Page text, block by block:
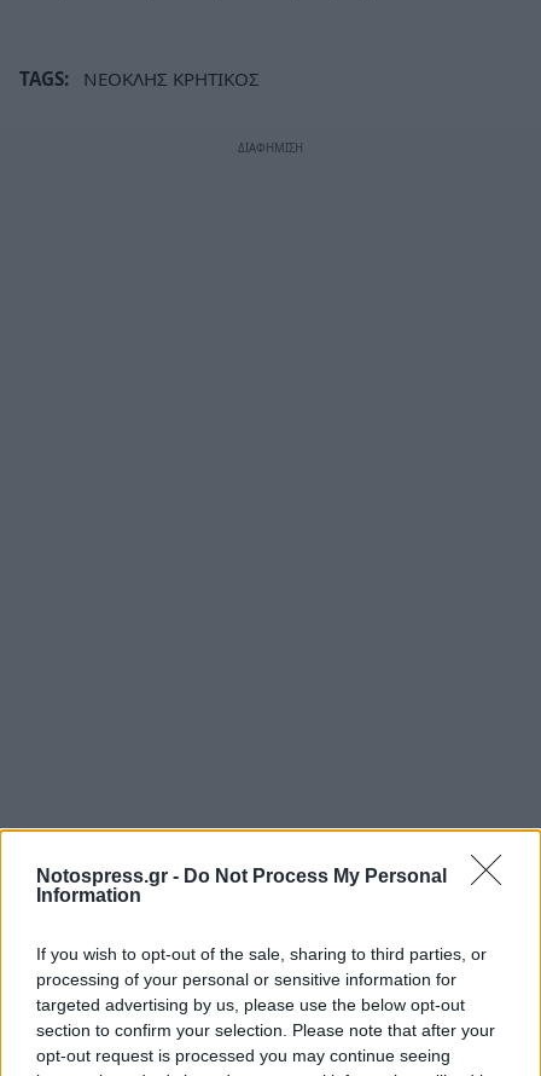
Notospress.gr - Do Not Process My Personal
Information
If you wish to opt-out of the sale, sharing to third parties, or
processing of your personal or sensitive information for
targeted advertising by us, please use the below opt-out
section to confirm your selection. Please note that after your
opt-out request is processed you may continue seeing
TAGS: ΝΕΟΚΛΗΣ ΚΡΗΤΙΚΟΣ
Σχετικά Άρθρα